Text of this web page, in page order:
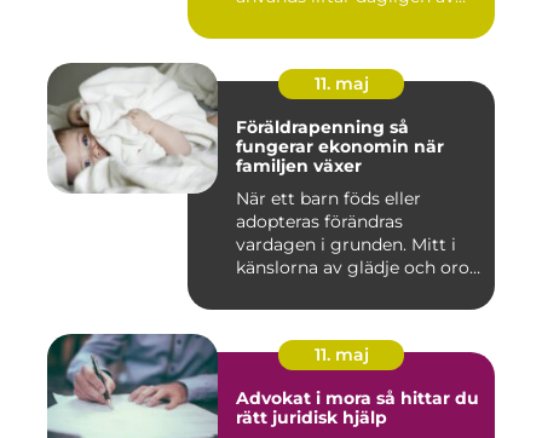
11. maj
Föräldrapenning så
fungerar ekonomin när
familjen växer
När ett barn föds eller
adopteras förändras
vardagen i grunden. Mitt i
känslorna av glädje och oro
11. maj
Advokat i mora så hittar du
rätt juridisk hjälp